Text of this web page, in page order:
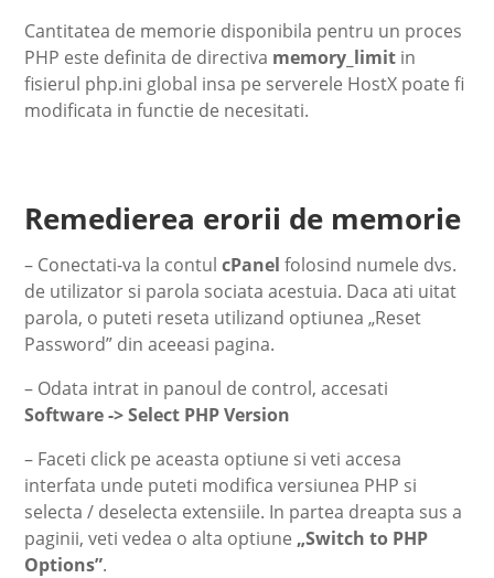
Cantitatea de memorie disponibila pentru un proces
PHP este definita de directiva memory_limit in
fisierul php.ini global insa pe serverele HostX poate fi
modificata in functie de necesitati.
Remedierea erorii de memorie
– Conectati-va la contulcPanel folosind numele dvs.
de utilizator si parola sociata acestuia. Daca ati uitat
parola, o puteti reseta utilizand optiunea „Reset
Password” din aceeasi pagina.
– Odata intrat in panoul de control, accesati
Software -> Select PHP Version
– Faceti click pe aceasta optiune si veti accesa
interfata unde puteti modifica versiunea PHP si
selecta / deselecta extensiile. In partea dreapta sus a
paginii, veti vedea o alta optiune „Switch to PHP
Options”.